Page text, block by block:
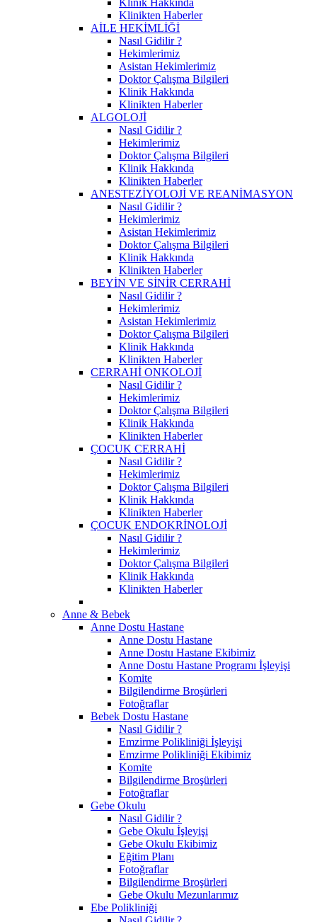
Klinikten Haberler
AİLE HEKİMLİĞİ
Nasıl Gidilir ?
Hekimlerimiz
Asistan Hekimlerimiz
Doktor Çalışma Bilgileri
Klinik Hakkında
Klinikten Haberler
ALGOLOJİ
Nasıl Gidilir ?
Hekimlerimiz
Doktor Çalışma Bilgileri
Klinik Hakkında
Klinikten Haberler
ANESTEZİYOLOJİ VE REANİMASYON
Nasıl Gidilir ?
Hekimlerimiz
Asistan Hekimlerimiz
Doktor Çalışma Bilgileri
Klinik Hakkında
Klinikten Haberler
BEYİN VE SİNİR CERRAHİ
Nasıl Gidilir ?
Hekimlerimiz
Asistan Hekimlerimiz
Doktor Çalışma Bilgileri
Klinik Hakkında
Klinikten Haberler
CERRAHİ ONKOLOJİ
Nasıl Gidilir ?
Hekimlerimiz
Doktor Çalışma Bilgileri
Klinik Hakkında
Klinikten Haberler
ÇOCUK CERRAHİ
Nasıl Gidilir ?
Hekimlerimiz
Doktor Çalışma Bilgileri
Klinik Hakkında
Klinikten Haberler
ÇOCUK ENDOKRİNOLOJİ
Nasıl Gidilir ?
Hekimlerimiz
Doktor Çalışma Bilgileri
Klinik Hakkında
Klinikten Haberler
Anne & Bebek
Anne Dostu Hastane
Anne Dostu Hastane
Anne Dostu Hastane Ekibimiz
Anne Dostu Hastane Programı İşleyişi
Komite
Bilgilendirme Broşürleri
Fotoğraflar
Bebek Dostu Hastane
Nasıl Gidilir ?
Emzirme Polikliniği İşleyişi
Emzirme Polikliniği Ekibimiz
Komite
Bilgilendirme Broşürleri
Fotoğraflar
Gebe Okulu
Nasıl Gidilir ?
Gebe Okulu İşleyişi
Gebe Okulu Ekibimiz
Eğitim Planı
Fotoğraflar
Bilgilendirme Broşürleri
Gebe Okulu Mezunlarımız
Ebe Polikliniği